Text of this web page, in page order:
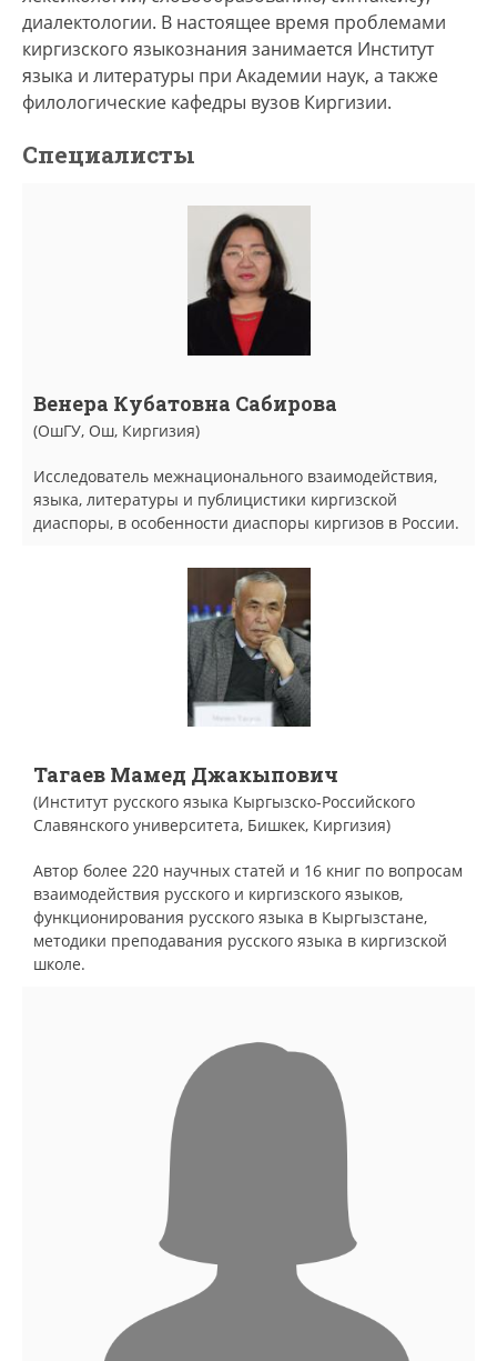
диалектологии. В настоящее время проблемами
киргизского языкознания занимается Институт
языка и литературы при Академии наук, а также
филологические кафедры вузов Киргизии.
Специалисты
Венера Кубатовна Сабирова
(ОшГУ, Ош, Киргизия)
Исследователь межнационального взаимодействия,
языка, литературы и публицистики киргизской
диаспоры, в особенности диаспоры киргизов в России.
Тагаев Мамед Джакыпович
(Институт русского языка Кыргызско-Российского
Славянского университета, Бишкек, Киргизия)
Автор более 220 научных статей и 16 книг по вопросам
взаимодействия русского и киргизского языков,
функционирования русского языка в Кыргызстане,
методики преподавания русского языка в киргизской
школе.